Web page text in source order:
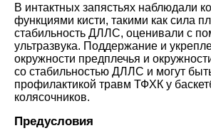
В интактных запястьях наблюдали
функциями кисти, такими как сила
стабильность ДЛЛС, оценивали с
ультразвука. Поддержание и
окружности предплечья и
со стабильностью ДЛЛС и могут
профилактикой травм ТФХК у
колясочников.
Предусловия